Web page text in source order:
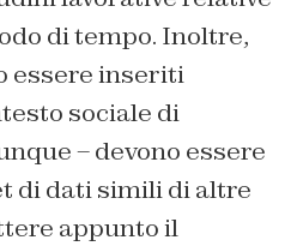
di tempo. Inoltre,
essere inseriti
sociale di
– devono essere
di dati simili di altre
appunto il